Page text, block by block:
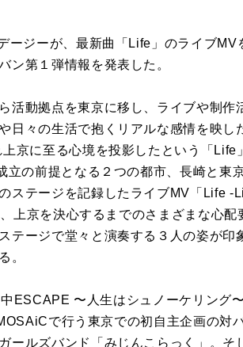
ジーが、最新曲「Life」のライブMV
ン第１弾情報を発表した。
活動拠点を東京に移し、ライブや制作
日々の生活で抱くリアルな感情を映し
京に至る心境を投影したという「Life
の前提となる２つの都市、長崎と東
ステージを記録したライブMV「Life -
上京を決心するまでのさまざまな心配
テージで堂々と演奏する３人の姿が印
。
ESCAPE 〜人生はシュノーケリング
で行う東京での初自主企画の対
ールズバンド「みじんこらっく」。そ